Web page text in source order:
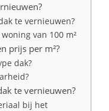
te vernieuwen?
van 100 m²
prijs per m²?
dak?
te vernieuwen?
bij het